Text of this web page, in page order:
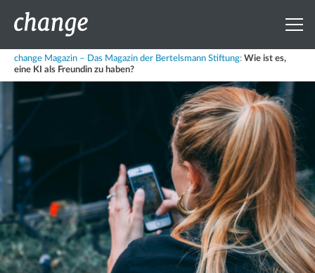
change Magazin – Das Magazin der Bertelsmann Stiftung: Wie ist es,
eine KI als Freundin zu haben?